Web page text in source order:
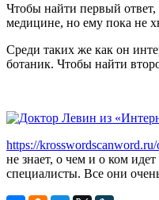
Чтобы найти первый ответ,
медицине, но ему пока не
Среди таких же как он
ботаник. Чтобы найти
https://
не знает, о чем и о ком
специалисты. Все они